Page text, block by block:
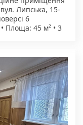
Липська, 15-
6
• Площа: 45 м² • 3
ремонт,
обладнання
нами, ви
реальних
на всіх
залишитеся
за фактом